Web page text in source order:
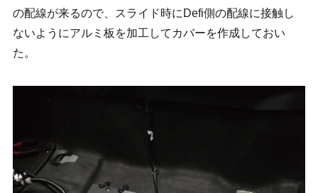
の配線が来るので、スライド時にDefi側の配線に接触し
ないようにアルミ板を加工してカバーを作成しておい
た。